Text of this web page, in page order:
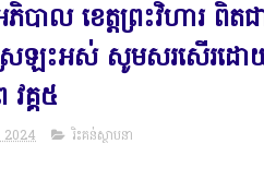
ាល ខេត្តព្រះវិហារ ពិតជ
ឡះអស់ សូមសរសើរដោយ
គ្គ៥
2024 រិះគន់ស្ថាបនា